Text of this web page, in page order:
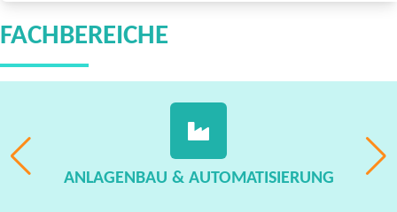
FACHBEREICHE
ANLAGENBAU & AUTOMATISIERUNG